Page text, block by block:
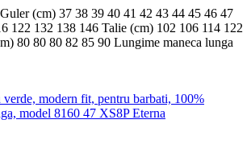
(cm) 37 38 39 40 41 42 43 44 45 46 47
122 132 138 146 Talie (cm) 102 106 114 122
80 80 80 82 85 90 Lungime maneca lunga